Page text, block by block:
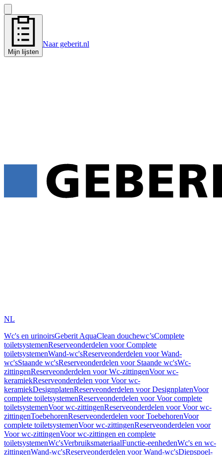
Mijn lijsten
Naar geberit.nl
NL
Wc's en urinoirsGeberit AquaClean douchewc’sComplete
toiletsystemenReserveonderdelen voor Complete
toiletsystemenWand-wc'sReserveonderdelen voor Wand-
wc'sStaande wc'sReserveonderdelen voor Staande wc'sWc-
zittingenReserveonderdelen voor Wc-zittingenVoor wc-
keramiekReserveonderdelen voor Voor wc-
keramiekDesignplatenReserveonderdelen voor DesignplatenVoor
complete toiletsystemenReserveonderdelen voor Voor complete
toiletsystemenVoor wc-zittingenReserveonderdelen voor Voor wc-
zittingenToebehorenReserveonderdelen voor ToebehorenVoor
complete toiletsystemenVoor wc-zittingenReserveonderdelen voor
Voor wc-zittingenVoor wc-zittingen en complete
toiletsystemenWc'sVerbruiksmateriaalFunctie-eenhedenWc's en wc-
zittingenWand-wc'sReserveonderdelen voor Wand-wc'sDiepspoel-